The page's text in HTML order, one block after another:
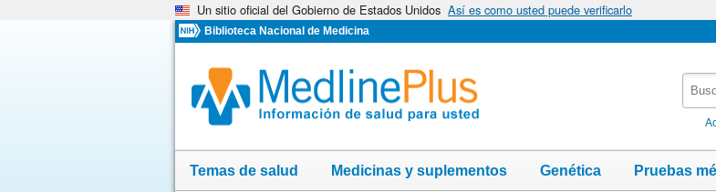
Un sitio oficial del Gobierno de Estados Unidos Así es como usted puede verificarlo
Biblioteca Nacional de Medicina
Temas de salud Medicinas y suplementos Genética Pruebas